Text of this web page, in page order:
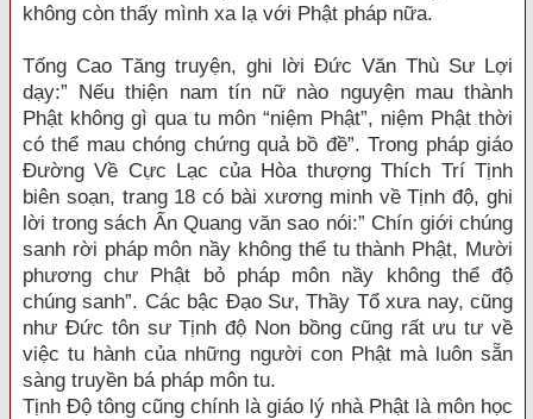
không còn thấy mình xa lạ với Phật pháp nữa.
Tống Cao Tăng truyện, ghi lời Đức Văn Thù Sư Lợi
dạy:” Nếu thiện nam tín nữ nào nguyện mau thành
Phật không gì qua tu môn “niệm Phật”, niệm Phật thời
có thể mau chóng chứng quả bồ đề”. Trong pháp giáo
Đường Về Cực Lạc của Hòa thượng Thích Trí Tịnh
biên soạn, trang 18 có bài xương minh về Tịnh độ, ghi
lời trong sách Ấn Quang văn sao nói:” Chín giới chúng
sanh rời pháp môn nầy không thể tu thành Phật, Mười
phương chư Phật bỏ pháp môn nầy không thể độ
chúng sanh”. Các bậc Đạo Sư, Thầy Tổ xưa nay, cũng
như Đức tôn sư Tịnh độ Non bồng cũng rất ưu tư về
việc tu hành của những người con Phật mà luôn sẵn
sàng truyền bá pháp môn tu.
Tịnh Độ tông cũng chính là giáo lý nhà Phật là môn học